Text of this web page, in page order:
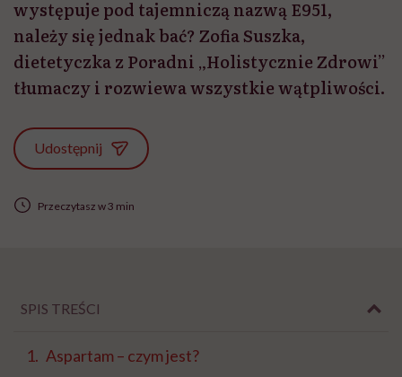
występuje pod tajemniczą nazwą E951,
należy się jednak bać? Zofia Suszka,
dietetyczka z Poradni „Holistycznie Zdrowi”
tłumaczy i rozwiewa wszystkie wątpliwości.
Udostępnij
Przeczytasz w 3 min
SPIS TREŚCI
Aspartam – czym jest?